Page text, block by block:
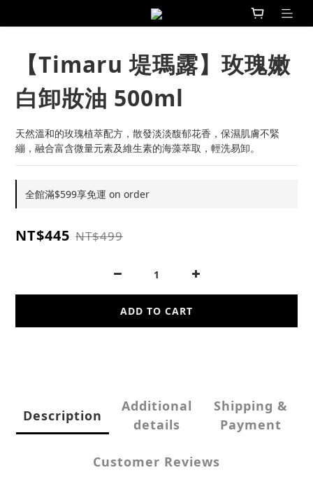
【Timaru 堤瑪露】玫瑰嫩
白卸妝油 500ml
天然溫和的玫瑰植萃配方，散發淡淡馥郁花香，保濕肌膚不緊
繃，融合富含微量元素及維生素的海藻萃取，輕洗易卸。
全館滿$599享免運 on order
NT$445 NT$499
ADD TO CART
Description
Additional
details
Shipping &
Payment
Customer Reviews